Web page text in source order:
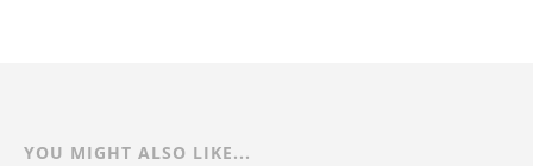
YOU MIGHT ALSO LIKE...